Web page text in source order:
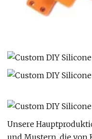
Unsere